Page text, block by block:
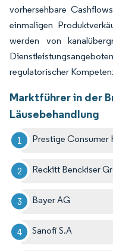
vorhersehbare
einmaligen
werden von
regulatorischer
Marktführer in der
Läusebehandlung
Prestige Consumer
Reckitt Benckiser
Bayer AG
Sanofi S.A